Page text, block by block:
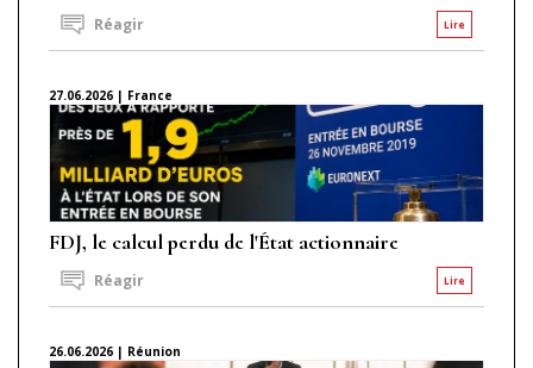
Lire
Réagir
27.06.2026 | France
FDJ, le calcul perdu de l'État actionnaire
Lire
Réagir
26.06.2026 | Réunion